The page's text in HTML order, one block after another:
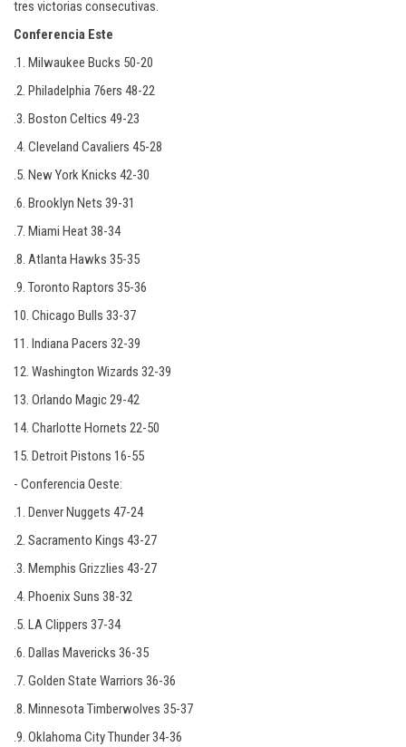
tres victorias consecutivas.
Conferencia Este
.1. Milwaukee Bucks 50-20
.2. Philadelphia 76ers 48-22
.3. Boston Celtics 49-23
.4. Cleveland Cavaliers 45-28
.5. New York Knicks 42-30
.6. Brooklyn Nets 39-31
.7. Miami Heat 38-34
.8. Atlanta Hawks 35-35
.9. Toronto Raptors 35-36
10. Chicago Bulls 33-37
11. Indiana Pacers 32-39
12. Washington Wizards 32-39
13. Orlando Magic 29-42
14. Charlotte Hornets 22-50
15. Detroit Pistons 16-55
- Conferencia Oeste:
.1. Denver Nuggets 47-24
.2. Sacramento Kings 43-27
.3. Memphis Grizzlies 43-27
.4. Phoenix Suns 38-32
.5. LA Clippers 37-34
.6. Dallas Mavericks 36-35
.7. Golden State Warriors 36-36
.8. Minnesota Timberwolves 35-37
.9. Oklahoma City Thunder 34-36